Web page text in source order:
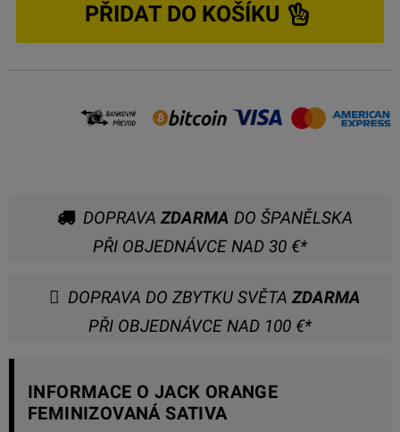
PŘIDAT DO KOŠÍKU
DOPRAVAZDARMA DO ŠPANĚLSKA
PŘI OBJEDNÁVCE NAD 30 €*
DOPRAVA DO ZBYTKU SVĚTAZDARMA
PŘI OBJEDNÁVCE NAD 100 €*
INFORMACE O JACK ORANGE
FEMINIZOVANÁ SATIVA